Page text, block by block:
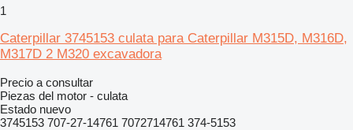
1
Caterpillar 3745153 culata para Caterpillar M315D, M316D,
M317D 2 M320 excavadora
Precio a consultar
Piezas del motor - culata
Estado nuevo
3745153 707-27-14761 7072714761 374-5153